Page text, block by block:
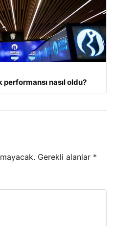
performansı nasıl oldu?
Gerekli alanlar *